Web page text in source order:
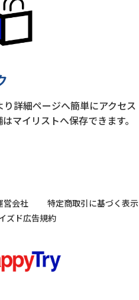
詳細ページへ簡単にアクセス
マイリストへ保存できます。
営会社
特定商取引に基づく表示
ズド広告規約